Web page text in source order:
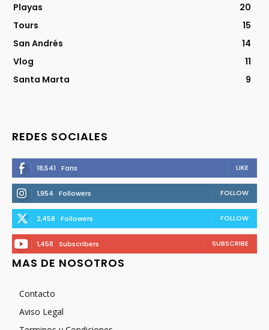
Playas
20
Tours
15
San Andrés
14
Vlog
11
Santa Marta
9
REDES SOCIALES
18,541 Fans LIKE
1,954 Followers FOLLOW
2,458 Followers FOLLOW
1,458 Subscribers SUBSCRIBE
MAS DE NOSOTROS
Contacto
Aviso Legal